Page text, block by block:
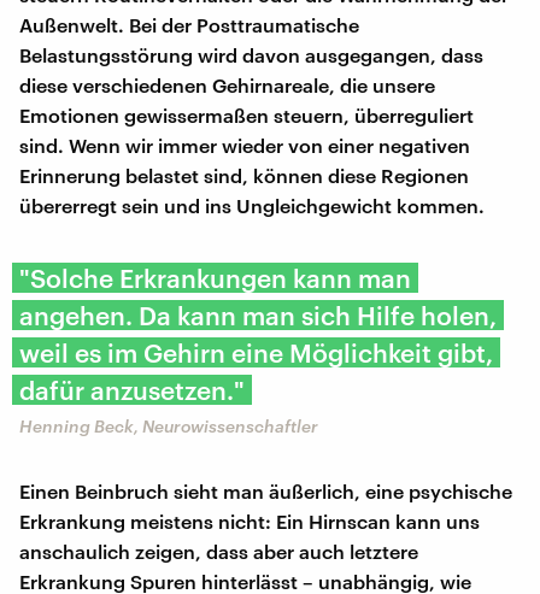
Außenwelt. Bei der Posttraumatische
Belastungsstörung wird davon ausgegangen, dass
diese verschiedenen Gehirnareale, die unsere
Emotionen gewissermaßen steuern, überreguliert
sind. Wenn wir immer wieder von einer negativen
Erinnerung belastet sind, können diese Regionen
übererregt sein und ins Ungleichgewicht kommen.
"Solche Erkrankungen kann man
angehen. Da kann man sich Hilfe holen,
weil es im Gehirn eine Möglichkeit gibt,
dafür anzusetzen."
Henning Beck, Neurowissenschaftler
Einen Beinbruch sieht man äußerlich, eine psychische
Erkrankung meistens nicht: Ein Hirnscan kann uns
anschaulich zeigen, dass aber auch letztere
Erkrankung Spuren hinterlässt – unabhängig, wie